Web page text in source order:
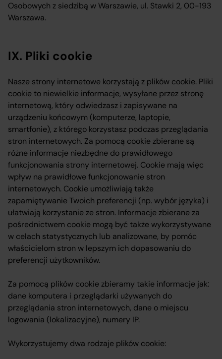
Osobowych z siedzibą w Warszawie, ul. Stawki 2, 00-193
Warszawa.
IX. Pliki cookie
Nasze strony internetowe korzystają z plików cookie. Pliki
cookie to niewielkie informacje, wysyłane przez stronę
internetową, który odwiedzasz i zapisywane na
urządzeniu końcowym (komputerze, laptopie,
smartfonie), z którego korzystasz podczas przeglądania
stron internetowych. Za pomocą cookie zbierane są
różne informacje niezbędne do prawidłowego
funkcjonowania strony internetowej. Cookie mają więc
wpływ na prawidłowe funkcjonowanie stron
internetowych. Cookie umożliwiają także
zapamiętywanie Twoich preferencji (np. wybór języka) i
ułatwiają korzystanie ze stron. Informacje zbierane za
pośrednictwem cookie mogą być także wykorzystywane
w celach statystycznych lub analizowane, by pomóc
właścicielom stron w lepszym ich dopasowaniu do
preferencji użytkowników.
Za pomocą plików cookie zbieramy takie informacje jak:
dane komputera i przeglądarki używanych do
przeglądania stron internetowych, dane o miejscu
logowania (lokalizacyjne), numery IP.
Wykorzystujemy dwa rodzaje plików cookie: